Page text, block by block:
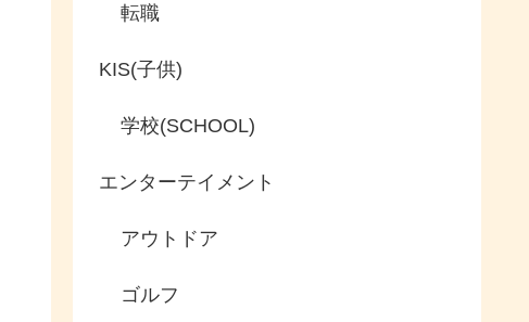
転職
KIS(子供)
学校(SCHOOL)
エンターテイメント
アウトドア
ゴルフ